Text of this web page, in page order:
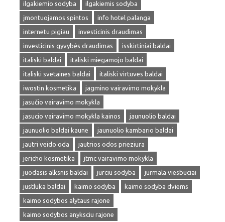
ilgakiemio sodyba
ilgakiemis sodyba
įmontuojamos spintos
info hotel palanga
internetu pigiau
investicinis draudimas
investicinis gyvybės draudimas
isskirtiniai baldai
italiski baldai
italiski miegamojo baldai
italiski svetaines baldai
italiski virtuves baldai
iwostin kosmetika
jagmino vairavimo mokykla
jasučio vairavimo mokykla
jasucio vairavimo mokykla kainos
jaunuolio baldai
jaunuolio baldai kaune
jaunuolio kambario baldai
jautri veido oda
jautrios odos prieziura
jericho kosmetika
jtmc vairavimo mokykla
juodasis alksnis baldai
jurciu sodyba
jurmala viesbuciai
justluka baldai
kaimo sodyba
kaimo sodyba dviems
kaimo sodybos alytaus rajone
kaimo sodybos anyksciu rajone